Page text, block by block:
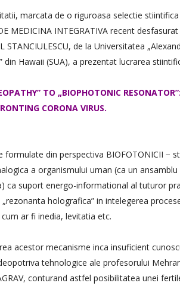
marcata de o riguroasa selectie
MEDICINA INTEGRATIVA recent
STANCIULESCU, de la Universitatea
din Hawaii (SUA), a prezentat lucrarea
TO „BIOPHOTONIC RESONATOR”:
CORONA VIRUS.
din perspectiva BIOFOTONICII −
a organismului uman (ca un
ca suport energo-informational al tuturor
holografica” in intelegerea
ar fi inedia, levitatia etc.
acestor mecanisme inca insuficient
tehnologice ale profesorului
conturand astfel posibilitatea unei